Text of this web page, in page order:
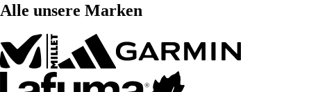
Alle unsere Marken